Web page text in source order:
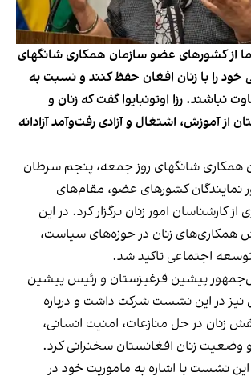
از کشورهای عضو سازمان همکاری شانگهای
را با زنان افغان حفظ کنند و نسبت به
نباشند. رزا اوتونبایوا گفت که زنان و
از آموزش، اشتغال و آزادی رفت‌و‌آمد آزادانه
همکاری شانگهای روز جمعه، پنجم سرطان
نمایندگان کشورهای عضو، مقام‌های
کارشناسان امور زنان برگزار کرد. در این
زنان در حوزه‌های سیاست،
اجتماعی تاکید شد.
پیشین قرغیزستان و رئیس پیشین
نیز در این نشست شرکت داشت و درباره
زنان در حل منازعات، امنیت انسانی،
زنان افغانستان سخنرانی کرد.
این نشست با اشاره به ماموریت خود در